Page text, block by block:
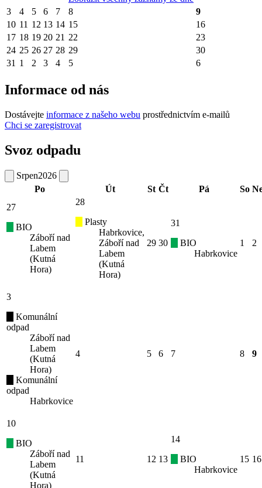
3
4 5 6 7 8
9
10 11 12 13 14 15
16
17 18 19 20 21 22
23
24 25 26 27 28 29
30
31 1 2 3 4 5 6
Informace od nás
Dostávejte informace z našeho webu prostřednictvím e-mailů
Chci se zaregistrovat
Svoz odpadu
Srpen2026
Po
Út St Čt Pá So
27
BIO
Záboří nad
Labem
(Kutná
Hora)
28
Plasty
Habrkovice,
Záboří nad
Labem
(Kutná
Hora)
29 30
31
BIO
Habrkovice
1 2
3
Komunální
odpad
Záboří nad
Labem
(Kutná
Hora)
Komunální
odpad
Habrkovice
4 5 6 7 8 9
10
BIO
Záboří nad
Labem
(Kutná
Hora)
11 12 13
14
BIO
Habrkovice
15 16